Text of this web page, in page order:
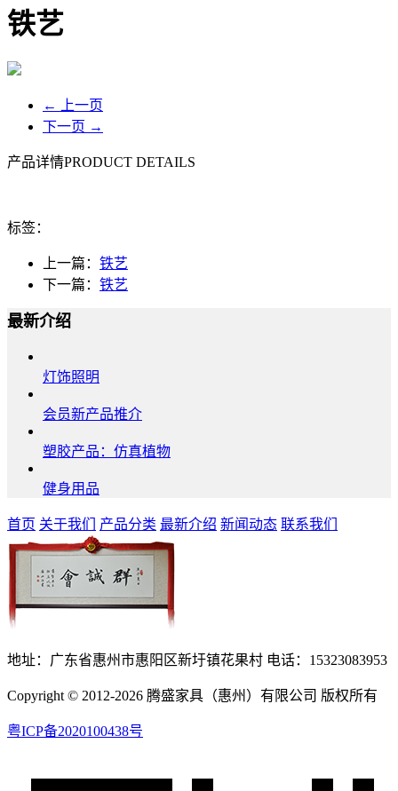
铁艺
← 上一页
下一页 →
产品详情PRODUCT DETAILS
标签：
上一篇： 铁艺
下一篇： 铁艺
最新介绍
灯饰照明
会员新产品推介
塑胶产品：仿真植物
健身用品
首页 关于我们 产品分类 最新介绍 新闻动态 联系我们
地址：广东省惠州市惠阳区新圩镇花果村 电话：15323083953
Copyright © 2012-2026 腾盛家具（惠州）有限公司 版权所有
粤ICP备2020100438号